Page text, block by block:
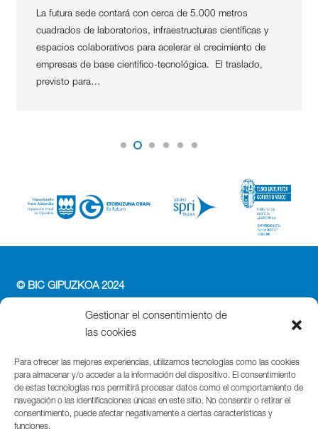
Gestionar el consentimiento de
las cookies
Para ofrecer las mejores experiencias, utilizamos tecnologías como las cookies
para almacenar y/o acceder a la información del dispositivo. El consentimiento
de estas tecnologías nos permitirá procesar datos como el comportamiento de
navegación o las identificaciones únicas en este sitio. No consentir o retirar el
consentimiento, puede afectar negativamente a ciertas características y
funciones.
La futura sede contará con cerca de 5.000 metros
cuadrados de laboratorios, infraestructuras científicas y
espacios colaborativos para acelerar el crecimiento de
empresas de base científico-tecnológica. El traslado,
previsto para…
© BIC GIPUZKOA 2024
PERFIL DEL CONTRATANTE
ACCESIBILIDAD
POLÍTICA DE COOKIES
AVISO LEGAL
Parque Cientifico Tecnológico de Gipuzkoa